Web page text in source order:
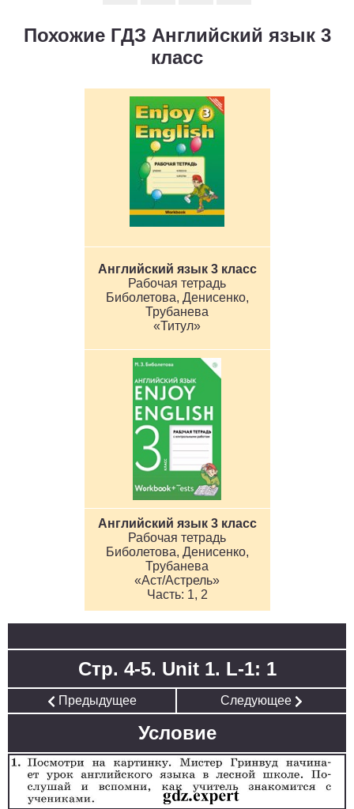
Похожие ГДЗ Английский язык 3
класс
Английский язык 3 класс
Рабочая тетрадь
Биболетова, Денисенко,
Трубанева
«Титул»
Английский язык 3 класс
Рабочая тетрадь
Биболетова, Денисенко,
Трубанева
«Аст/Астрель»
1, 2
Стр. 4-5. Unit 1. L-1: 1
Предыдущее Следующее
Условие